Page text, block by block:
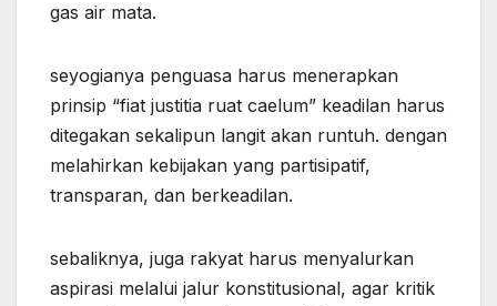
gas air mata.
seyogianya penguasa harus menerapkan
prinsip “fiat justitia ruat caelum” keadilan harus
ditegakan sekalipun langit akan runtuh. dengan
melahirkan kebijakan yang partisipatif,
transparan, dan berkeadilan.
sebaliknya, juga rakyat harus menyalurkan
aspirasi melalui jalur konstitusional, agar kritik